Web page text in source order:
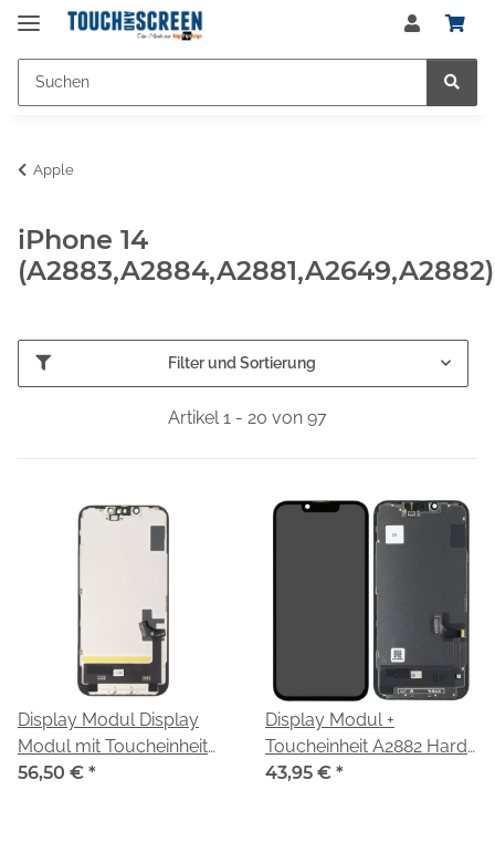
Apple
iPhone 14
(A2883,A2884,A2881,A2649,A2882)
Filter und Sortierung
Artikel 1 - 20 von 97
Display Modul Display
Modul mit Toucheinheit
diagnosefähig A2882
56,50 € *
Display Modul +
Toucheinheit A2882 Hard
OLED black/schwarz für
43,95 € *